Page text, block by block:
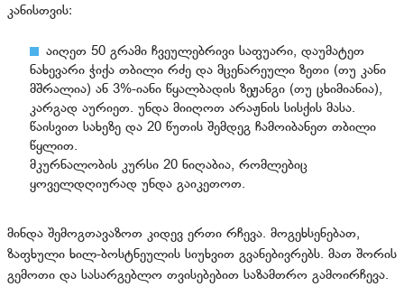
კანისთვის:
აიღეთ 50 გრამი ჩვეულებრივი საფუარი, დაუმატეთ
ნახევარი ჭიქა თბილი რძე და მცენარეული ზეთი (თუ კანი
მშრალია) ან 3%-იანი წყალბადის ზეჟანგი (თუ ცხიმიანია),
კარგად აურიეთ. უნდა მიიღოთ არაჟნის სისქის მასა.
წაისვით სახეზე და 20 წუთის შემდეგ ჩამოიბანეთ თბილი
წყლით.
მკურნალობის კურსი 20 ნიღაბია, რომლებიც
ყოველდღიურად უნდა გაიკეთოთ.
მინდა შემოგთავაზოთ კიდევ ერთი რჩევა. მოგეხსენებათ,
ზაფხული ხილ-ბოსტნეულის სიუხვით გვანებივრებს. მათ შორის
გემოთი და სასარგებლო თვისებებით საზამთრო გამოირჩევა.